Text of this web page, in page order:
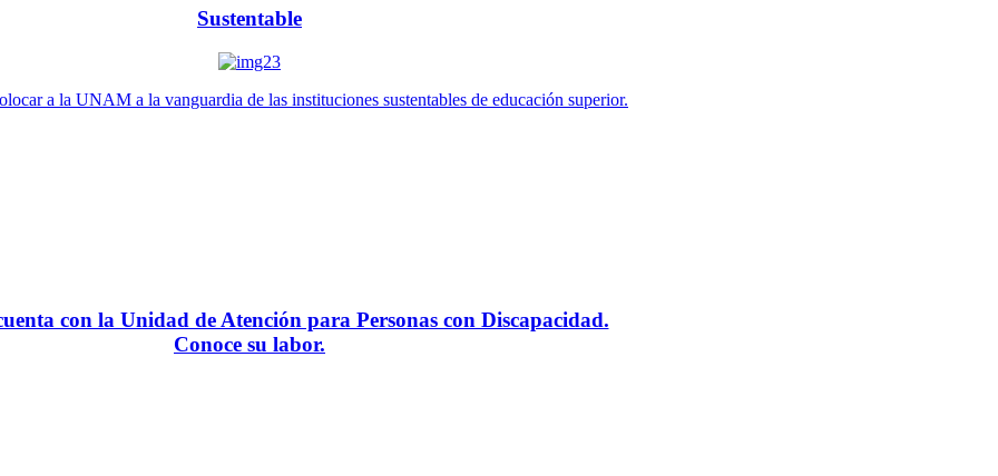
Sustentable
a la UNAM a la vanguardia de las instituciones sustentables de educación superior.
con la Unidad de Atención para Personas con Discapacidad.
Conoce su labor.